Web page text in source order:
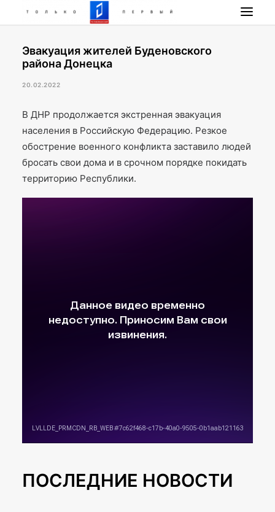
НОВОСТИ
ПРОГРАММА
РАДИО РЕСПУБЛИКА
ПРЯМОЙ ЭФИР
КОНТАКТЫ
Эвакуация жителей Буденовского
района Донецка
20.02.2022
В ДНР продолжается экстренная эвакуация
населения в Российскую Федерацию. Резкое
обострение военного конфликта заставило людей
бросать свои дома и в срочном порядке покидать
территорию Республики.
ПОСЛЕДНИЕ НОВОСТИ